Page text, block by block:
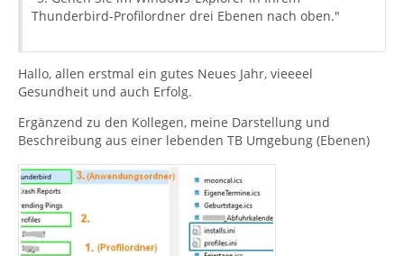
Thunderbird-Profilordner drei Ebenen nach oben."
Hallo, allen erstmal ein gutes Neues Jahr, vieeeel
Gesundheit und auch Erfolg.
Ergänzend zu den Kollegen, meine Darstellung und
Beschreibung aus einer lebenden TB Umgebung (Ebenen)